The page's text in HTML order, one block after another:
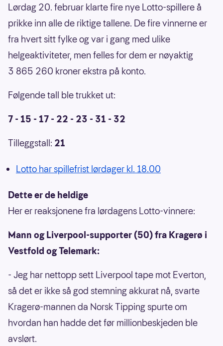
Lørdag 20. februar klarte fire nye Lotto-spillere å
prikke inn alle de riktige tallene. De fire vinnerne er
fra hvert sitt fylke og var i gang med ulike
helgeaktiviteter, men felles for dem er nøyaktig
3 865 260 kroner ekstra på konto.
Følgende tall ble trukket ut:
7 - 15 - 17 - 22 - 23 - 31 - 32
Tilleggstall: 21
Lotto har spillefrist lørdager kl. 18.00
Dette er de heldige
Her er reaksjonene fra lørdagens Lotto-vinnere:
Mann og Liverpool-supporter (50) fra Kragerø i
Vestfold og Telemark:
- Jeg har nettopp sett Liverpool tape mot Everton,
så det er ikke så god stemning akkurat nå, svarte
Kragerø-mannen da Norsk Tipping spurte om
hvordan han hadde det før millionbeskjeden ble
avslørt.